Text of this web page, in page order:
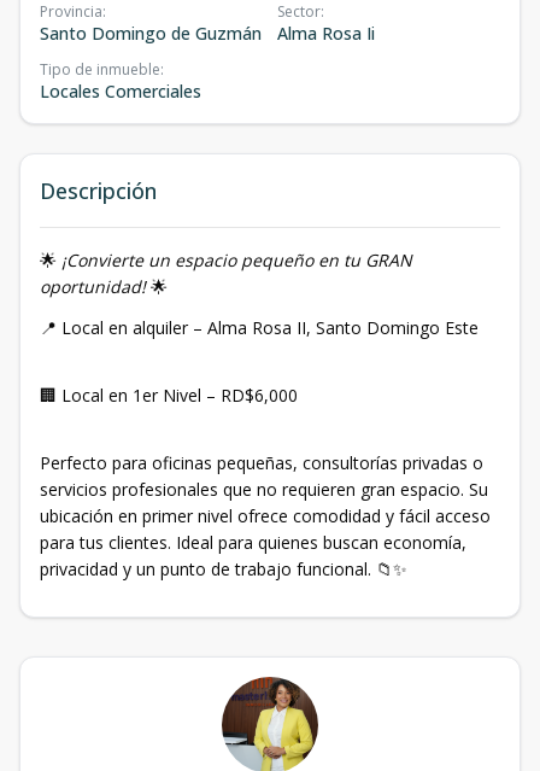
Provincia:
Santo Domingo de Guzmán
Sector:
Alma Rosa Ii
Tipo de inmueble:
Locales Comerciales
Descripción
🌟 ¡Convierte un espacio pequeño en tu GRAN
oportunidad!🌟
📍 Local en alquiler – Alma Rosa II, Santo Domingo Este
🏢 Local en 1er Nivel – RD$6,000
Perfecto para oficinas pequeñas, consultorías privadas o
servicios profesionales que no requieren gran espacio. Su
ubicación en primer nivel ofrece comodidad y fácil acceso
para tus clientes. Ideal para quienes buscan economía,
privacidad y un punto de trabajo funcional. 📁✨